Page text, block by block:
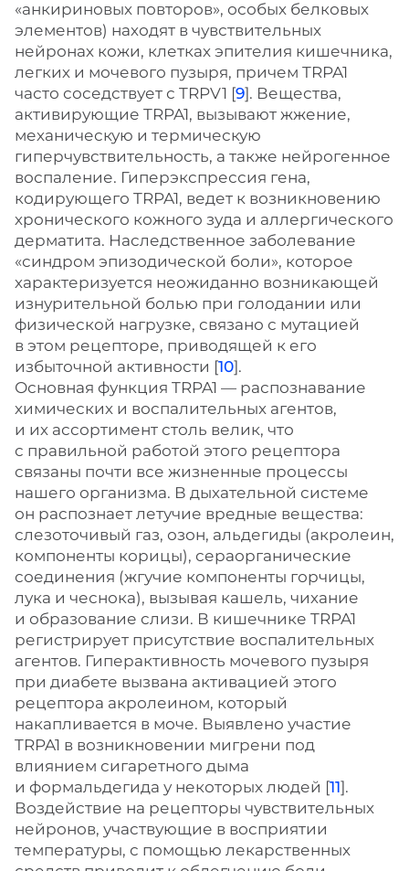
«анкириновых повторов», особых белковых
элементов) находят в чувствительных
нейронах кожи, клетках эпителия кишечника,
легких и мочевого пузыря, причем TRPA1
часто соседствует с TRPV1 [9]. Вещества,
активирующие TRPA1, вызывают жжение,
механическую и термическую
гиперчувствительность, а также нейрогенное
воспаление. Гиперэкспрессия гена,
кодирующего TRPA1, ведет к возникновению
хронического кожного зуда и аллергического
дерматита. Наследственное заболевание
«синдром эпизодической боли», которое
характеризуется неожиданно возникающей
изнурительной болью при голодании или
физической нагрузке, связано с мутацией
в этом рецепторе, приводящей к его
избыточной активности [10].
Основная функция TRPA1 — распознавание
химических и воспалительных агентов,
и их ассортимент столь велик, что
с правильной работой этого рецептора
связаны почти все жизненные процессы
нашего организма. В дыхательной системе
он распознает летучие вредные вещества:
слезоточивый газ, озон, альдегиды (акролеин,
компоненты корицы), сераорганические
соединения (жгучие компоненты горчицы,
лука и чеснока), вызывая кашель, чихание
и образование слизи. В кишечнике TRPA1
регистрирует присутствие воспалительных
агентов. Гиперактивность мочевого пузыря
при диабете вызвана активацией этого
рецептора акролеином, который
накапливается в моче. Выявлено участие
TRPA1 в возникновении мигрени под
влиянием сигаретного дыма
и формальдегида у некоторых людей [11].
Воздействие на рецепторы чувствительных
нейронов, участвующие в восприятии
температуры, с помощью лекарственных